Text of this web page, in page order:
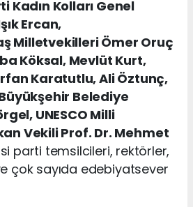
Kadın Kolları Genel
Ercan,
Milletvekilleri Ömer Oruç
Köksal, Mevlüt Kurt,
Karatutlu, Ali Öztunç,
Belediye
UNESCO Milli
Vekili Prof. Dr. Mehmet
parti temsilcileri, rektörler,
çok sayıda edebiyatsever